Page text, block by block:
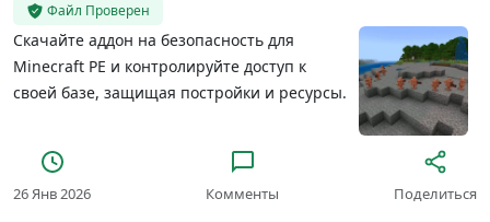
Файл Проверен
Скачайте аддон на безопасность для
Minecraft PE и контролируйте доступ к
своей базе, защищая постройки и ресурсы.
26 Янв 2026 Комменты Поделиться